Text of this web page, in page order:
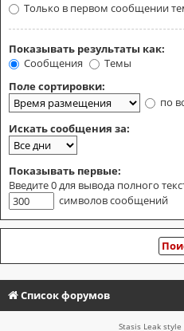
Только в первом сообщении
Показывать результаты как:
Сообщения
Темы
Поле сортировки:
по
Искать сообщения за:
Показывать первые:
Введите 0 для вывода полного
символов сообщений
Список форумов
Stasis Leak style